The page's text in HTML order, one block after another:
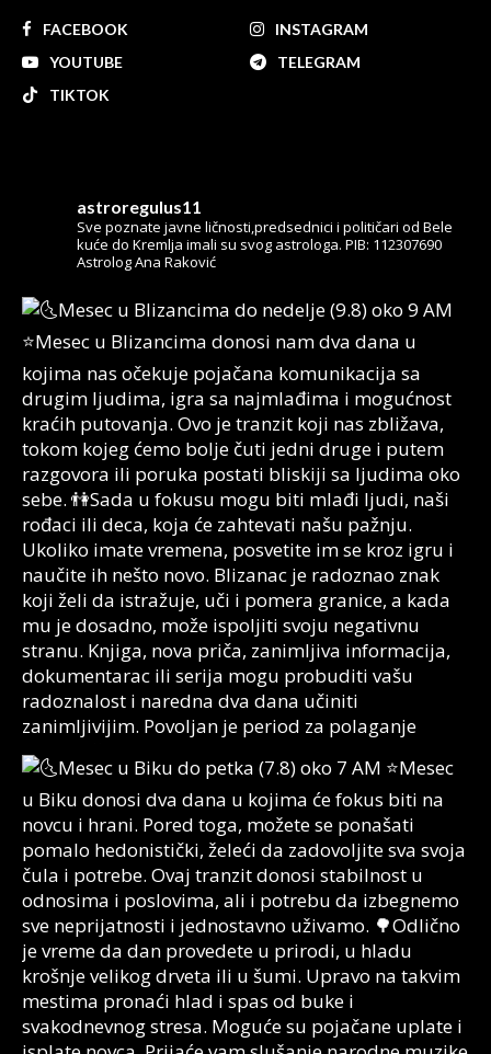
FACEBOOK
INSTAGRAM
YOUTUBE
TELEGRAM
TIKTOK
astroregulus11
Sve poznate javne ličnosti,predsednici i političari od Bele
kuće do Kremlja imali su svog astrologa. PIB: 112307690
Astrolog Ana Raković